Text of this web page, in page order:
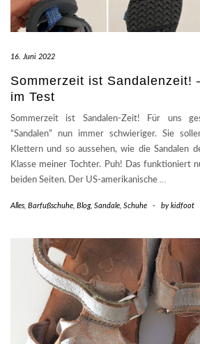
16. Juni 2022
Sommerzeit ist Sandalenzeit!
im Test
Sommerzeit ist Sandalen-Zeit! Für uns
“Sandalen” nun immer schwieriger. Sie
Klettern und so aussehen, wie die Sandalen
Klasse meiner Tochter. Puh! Das funktioniert
beiden Seiten. Der US-amerikanische …
Alles, Barfußschuhe, Blog, Sandale, Schuhe - bykidfoot